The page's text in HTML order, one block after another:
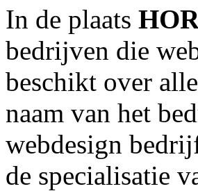
In de plaats
bedrijven die
beschikt over
naam van het
webdesign
de specialisatie